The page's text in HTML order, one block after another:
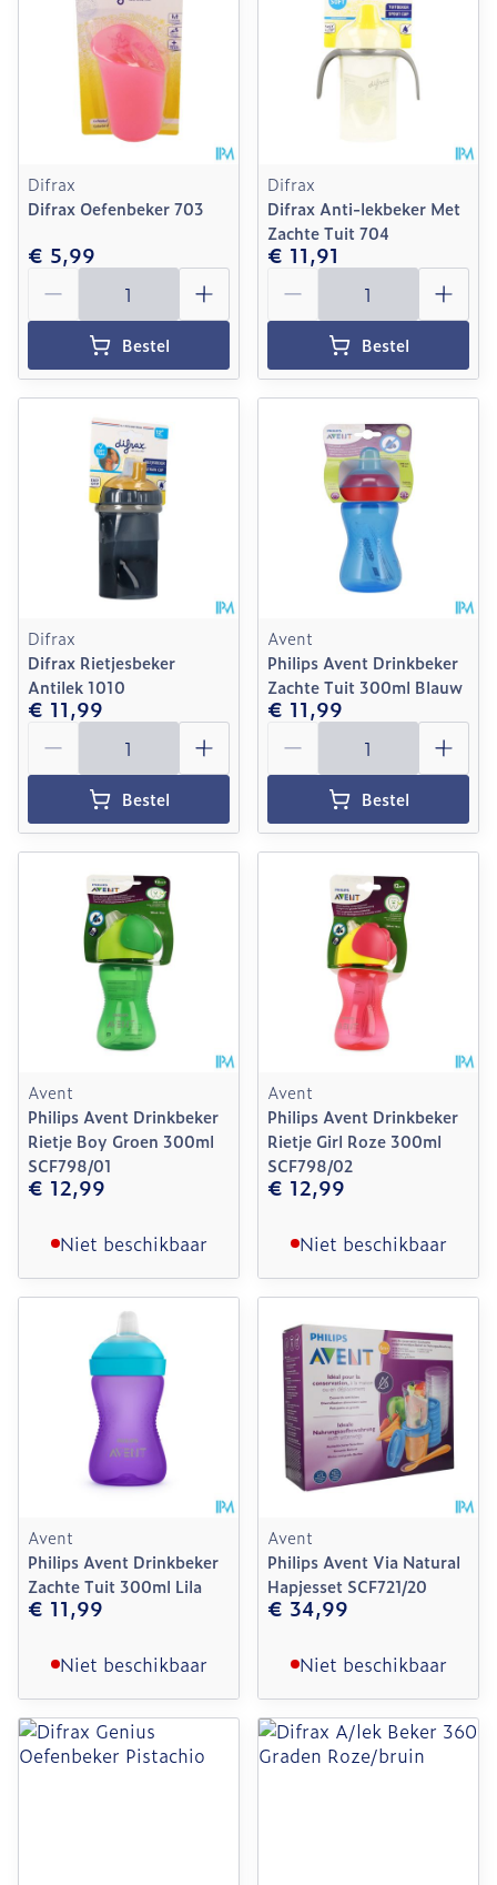
Difrax
Difrax Oefenbeker 703
€ 5,99
Aantal
Bestel
Difrax
Difrax Anti-lekbeker Met
Zachte Tuit 704
€ 11,91
Aantal
Bestel
Difrax
Difrax Rietjesbeker
Antilek 1010
€ 11,99
Aantal
Bestel
Avent
Philips Avent Drinkbeker
Zachte Tuit 300ml Blauw
€ 11,99
Aantal
Bestel
Avent
Philips Avent Drinkbeker
Rietje Boy Groen 300ml
SCF798/01
€ 12,99
Niet beschikbaar
Avent
Philips Avent Drinkbeker
Rietje Girl Roze 300ml
SCF798/02
€ 12,99
Niet beschikbaar
Avent
Philips Avent Drinkbeker
Zachte Tuit 300ml Lila
€ 11,99
Niet beschikbaar
Avent
Philips Avent Via Natural
Hapjesset SCF721/20
€ 34,99
Niet beschikbaar